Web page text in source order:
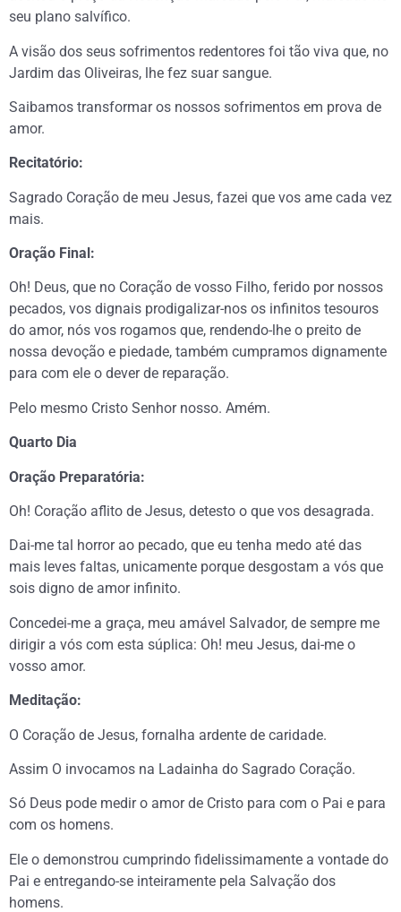
seu plano salvífico.
A visão dos seus sofrimentos redentores foi tão viva que, no
Jardim das Oliveiras, lhe fez suar sangue.
Saibamos transformar os nossos sofrimentos em prova de
amor.
Recitatório:
Sagrado Coração de meu Jesus, fazei que vos ame cada vez
mais.
Oração Final:
Oh! Deus, que no Coração de vosso Filho, ferido por nossos
pecados, vos dignais prodigalizar-nos os infinitos tesouros
do amor, nós vos rogamos que, rendendo-lhe o preito de
nossa devoção e piedade, também cumpramos dignamente
para com ele o dever de reparação.
Pelo mesmo Cristo Senhor nosso. Amém.
Quarto Dia
Oração Preparatória:
Oh! Coração aflito de Jesus, detesto o que vos desagrada.
Dai-me tal horror ao pecado, que eu tenha medo até das
mais leves faltas, unicamente porque desgostam a vós que
sois digno de amor infinito.
Concedei-me a graça, meu amável Salvador, de sempre me
dirigir a vós com esta súplica: Oh! meu Jesus, dai-me o
vosso amor.
Meditação:
O Coração de Jesus, fornalha ardente de caridade.
Assim O invocamos na Ladainha do Sagrado Coração.
Só Deus pode medir o amor de Cristo para com o Pai e para
com os homens.
Ele o demonstrou cumprindo fidelissimamente a vontade do
Pai e entregando-se inteiramente pela Salvação dos
homens.